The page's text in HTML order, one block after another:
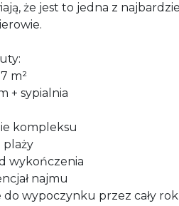
że jest to jedna z
m²
+ sypialnia
kompleksu
plaży
wykończenia
najmu
do wypoczynku przez cały rok